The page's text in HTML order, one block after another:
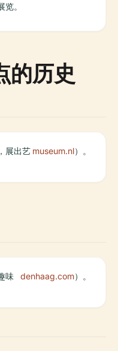
。
的历史
展出艺 museum.nl）。
味
denhaag.com）。